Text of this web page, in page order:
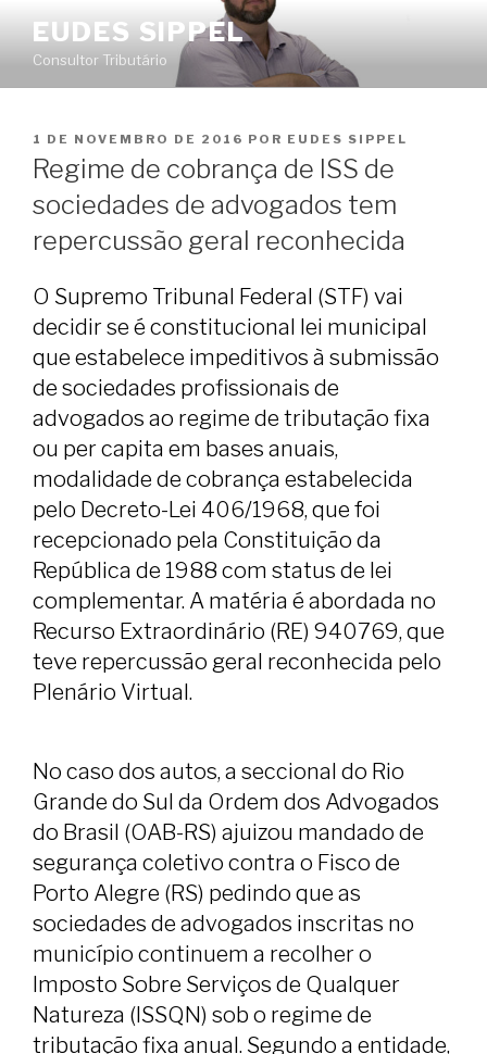
conteúdo
EUDES SIPPEL
Consultor Tributário
PUBLICADO
EM
1 DE NOVEMBRO DE 2016 POR EUDES SIPPEL
Regime de cobrança de ISS de
sociedades de advogados tem
repercussão geral reconhecida
O Supremo Tribunal Federal (STF) vai
decidir se é constitucional lei municipal
que estabelece impeditivos à submissão
de sociedades profissionais de
advogados ao regime de tributação fixa
ou per capita em bases anuais,
modalidade de cobrança estabelecida
pelo Decreto-Lei 406/1968, que foi
recepcionado pela Constituição da
República de 1988 com status de lei
complementar. A matéria é abordada no
Recurso Extraordinário (RE) 940769, que
teve repercussão geral reconhecida pelo
Plenário Virtual.
No caso dos autos, a seccional do Rio
Grande do Sul da Ordem dos Advogados
do Brasil (OAB-RS) ajuizou mandado de
segurança coletivo contra o Fisco de
Porto Alegre (RS) pedindo que as
sociedades de advogados inscritas no
município continuem a recolher o
Imposto Sobre Serviços de Qualquer
Natureza (ISSQN) sob o regime de
tributação fixa anual. Segundo a entidade,